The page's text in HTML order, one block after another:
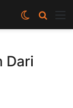
Cari
berita
Switch
skin
Dari